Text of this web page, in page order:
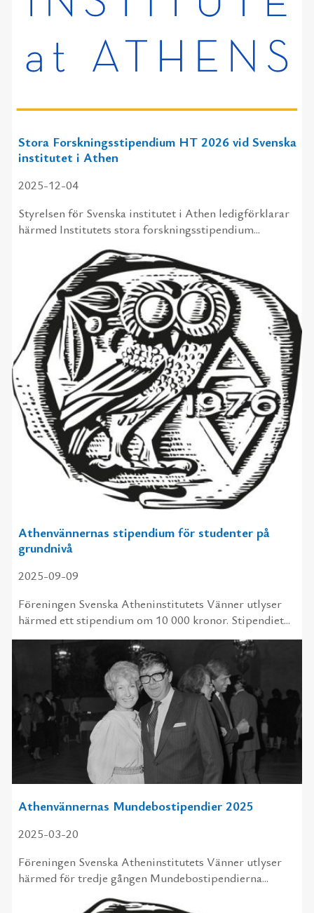
Stora Forskningsstipendium HT 2026 vid Svenska
institutet i Athen
2025-12-04
Styrelsen för Svenska institutet i Athen ledigförklarar
härmed Institutets stora forskningsstipendium...
Athenvännernas stipendium för studenter på
grundnivå
2025-09-09
Föreningen Svenska Atheninstitutets Vänner utlyser
härmed ett stipendium om 10 000 kronor. Stipendiet...
Athenvännernas Mundebostipendier 2025
2025-03-20
Föreningen Svenska Atheninstitutets Vänner utlyser
härmed för tredje gången Mundebostipendierna...